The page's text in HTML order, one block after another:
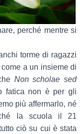
perché mentre si
torme di ragazzi
a un insieme di
Non scholae sed
fatica non è per gli
più affermarlo, né
la scuola il 21
ciò su cui è stata